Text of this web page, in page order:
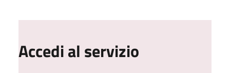
Accedi al servizio